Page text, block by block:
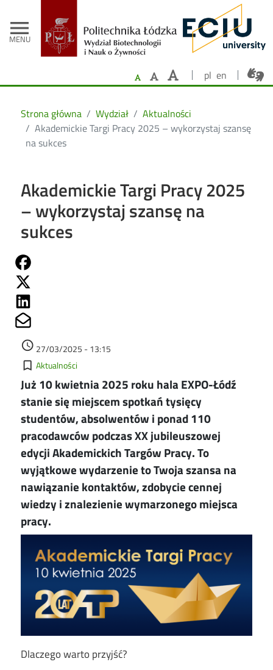
menu
MENU
- Strona główna
pl en
Strona główna Wydział
Aktualności
Akademickie Targi Pracy 2025 – wykorzystaj szansę
na sukces
Akademickie Targi Pracy 2025
– wykorzystaj szansę na
sukces
access_time 27/03/2025 - 13:15
bookmark_border Kategorie
Aktualności
Już 10 kwietnia 2025 roku hala EXPO-Łódź
stanie się miejscem spotkań tysięcy
studentów, absolwentów i ponad 110
pracodawców podczas XX jubileuszowej
edycji Akademickich Targów Pracy. To
wyjątkowe wydarzenie to Twoja szansa na
nawiązanie kontaktów, zdobycie cennej
wiedzy i znalezienie wymarzonego miejsca
pracy.
Dlaczego warto przyjść?